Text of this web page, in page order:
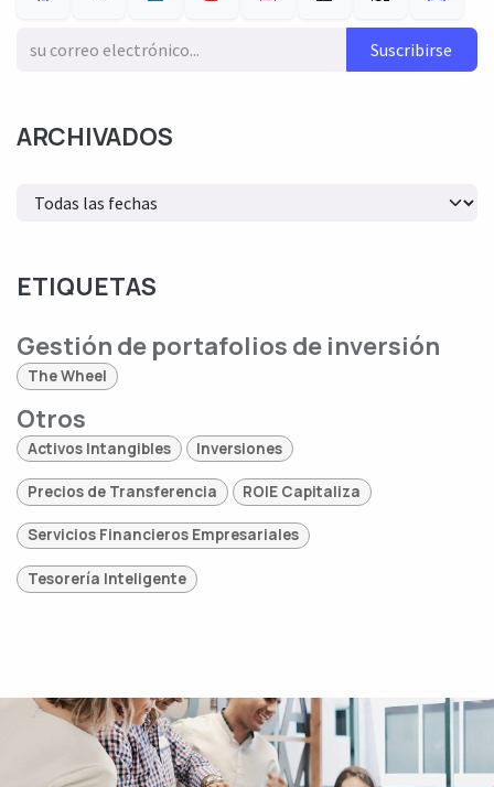
Suscribirse
ARCHIVADOS
ETIQUETAS
Gestión de portafolios de inversión
The Wheel
Otros
Activos Intangibles Inversiones
Precios de Transferencia ROIE Capitaliza
Servicios Financieros Empresariales
Tesorería Inteligente